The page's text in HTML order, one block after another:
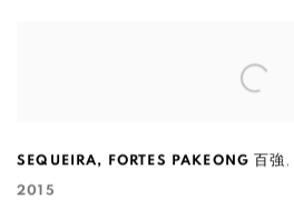
SEQUEIRA, FORTES PAKEONG 百強 ,
2015